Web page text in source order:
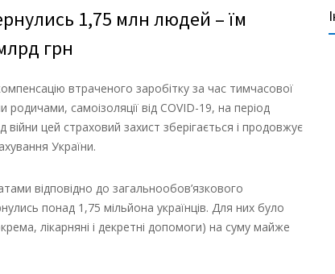
1,75 млн людей – їм
грн
втраченого заробітку за час тимчасової
самоізоляції від COVID-19, на період
війни цей страховий захист зберігається і продовжує
України.
відповідно до загальнообов’язкового
понад 1,75 мільйона українців. Для них було
лікарняні і декретні допомоги) на суму майже